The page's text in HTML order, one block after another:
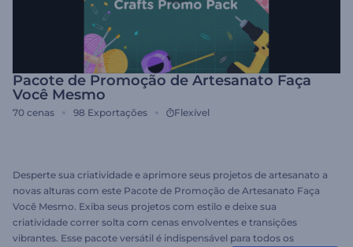
Pacote de Promoção de Artesanato Faça
Você Mesmo
70 cenas 98 Exportações Flexível
Desperte sua criatividade e aprimore seus projetos de artesanato a
novas alturas com este Pacote de Promoção de Artesanato Faça
Você Mesmo. Exiba seus projetos com estilo e deixe sua
criatividade correr solta com cenas envolventes e transições
vibrantes. Esse pacote versátil é indispensável para todos os